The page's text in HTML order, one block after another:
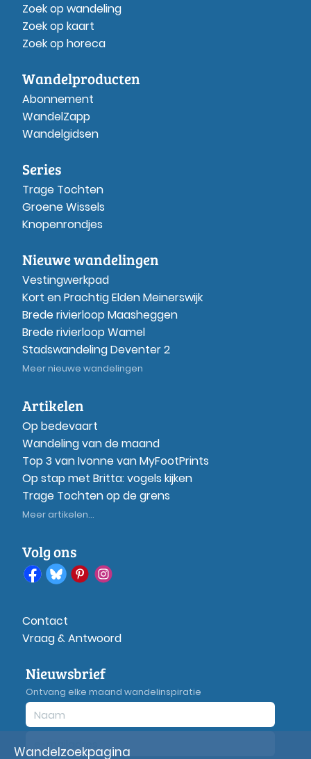
Zoek op wandeling
Zoek op kaart
Zoek op horeca
Wandelproducten
Abonnement
WandelZapp
Wandelgidsen
Series
Trage Tochten
Groene Wissels
Knopenrondjes
Nieuwe wandelingen
Vestingwerkpad
Kort en Prachtig Elden Meinerswijk
Brede rivierloop Maasheggen
Brede rivierloop Wamel
Stadswandeling Deventer 2
Meer nieuwe wandelingen
Artikelen
Op bedevaart
Wandeling van de maand
Top 3 van Ivonne van MyFootPrints
Op stap met Britta: vogels kijken
Trage Tochten op de grens
Meer artikelen...
Volg ons
Contact
Vraag & Antwoord
Nieuwsbrief
Ontvang elke maand wandelinspiratie
Wandelzoekpagina